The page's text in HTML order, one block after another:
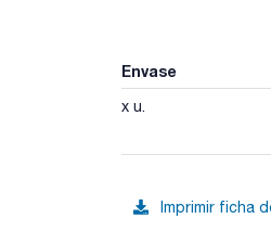
Envase
x u.
Imprimir ficha